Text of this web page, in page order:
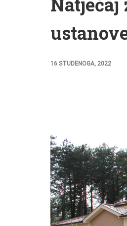
16 STUDENOGA, 2022